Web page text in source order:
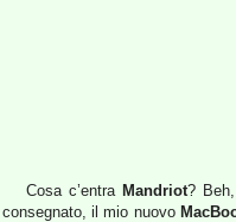
Cosa c’entra Mandriot?
consegnato, il mio nuovo